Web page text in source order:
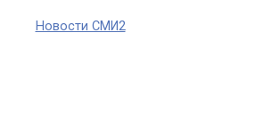
Новости СМИ2